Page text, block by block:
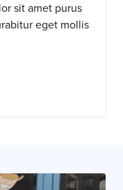
sit amet purus
eget mollis